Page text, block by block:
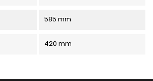
585 mm
420 mm